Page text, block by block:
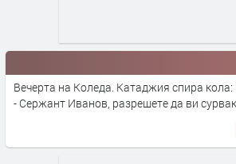
Вечерта на Коледа. Катаджия спира кола:
- Сержант Иванов, разрешете да ви